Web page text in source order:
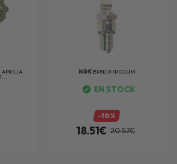
APRILIA
NGK BR8EIX IRIDIUM
EN STOCK
-10%
18.51€ 20.57€